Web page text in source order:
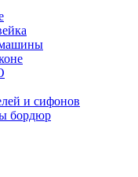
машины
и сифонов
бордюр